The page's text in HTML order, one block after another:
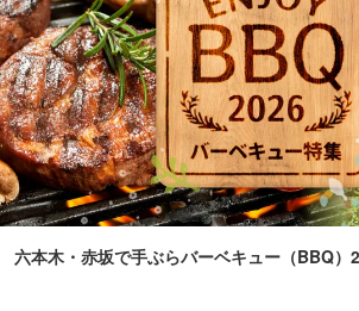
六本木・赤坂で手ぶらバーベキュー（BBQ）